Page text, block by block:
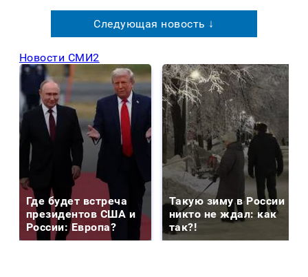
Следующая новость ↓
Новости СМИ2
Где будет встреча
президентов США и
России: Европа?
Такую зиму в России
никто не ждал: как
так?!